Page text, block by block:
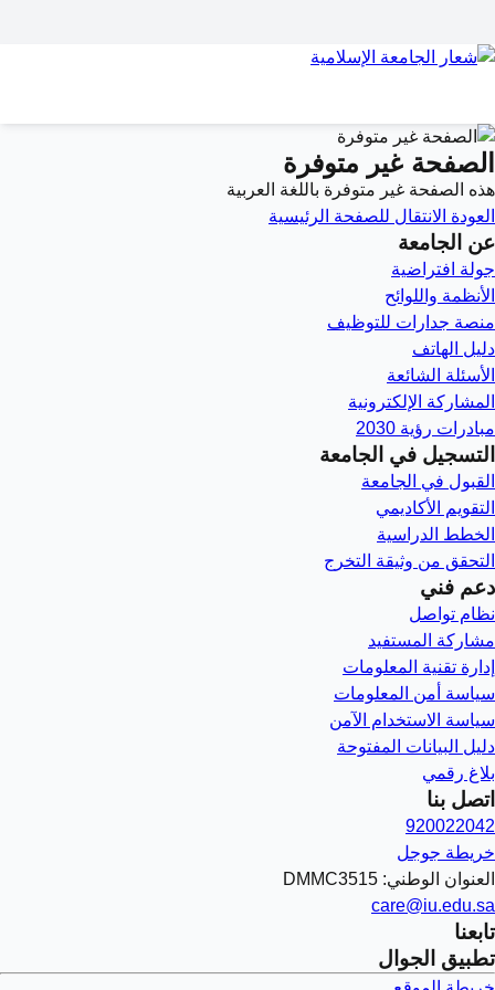
الصفحة غير متوفرة
هذه الصفحة غير متوفرة باللغة العربية
العودة الانتقال للصفحة الرئيسية
عن الجامعة
جولة افتراضية
الأنظمة واللوائح
منصة جدارات للتوظيف
دليل الهاتف
الأسئلة الشائعة
المشاركة الإلكترونية
مبادرات رؤية 2030
التسجيل في الجامعة
القبول في الجامعة
التقويم الأكاديمي
الخطط الدراسية
التحقق من وثيقة التخرج
دعم فني
نظام تواصل
مشاركة المستفيد
إدارة تقنية المعلومات
سياسة أمن المعلومات
سياسة الاستخدام الآمن
دليل البيانات المفتوحة
بلاغ رقمي
اتصل بنا
920022042
خريطة جوجل
العنوان الوطني: DMMC3515
care@iu.edu.sa
تابعنا
تطبيق الجوال